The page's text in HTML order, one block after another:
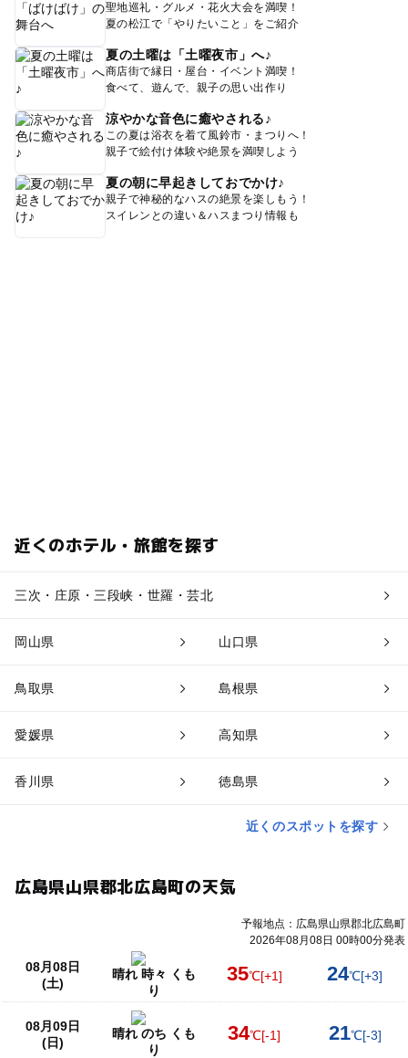
聖地巡礼・グルメ・花火大会を満喫！
夏の松江で「やりたいこと」をご紹介
夏の土曜は「土曜夜市」へ♪
商店街で縁日・屋台・イベント満喫！
食べて、遊んで、親子の思い出作り
涼やかな音色に癒やされる♪
この夏は浴衣を着て風鈴市・まつりへ！
親子で絵付け体験や絶景を満喫しよう
夏の朝に早起きしておでかけ♪
親子で神秘的なハスの絶景を楽しもう！
スイレンとの違い＆ハスまつり情報も
近くのホテル・旅館を探す
三次・庄原・三段峡・世羅・芸北
岡山県 山口県
鳥取県 島根県
愛媛県 高知県
香川県 徳島県
近くのスポットを探す
広島県山県郡北広島町の天気
予報地点：広島県山県郡北広島町
2026年08月08日 00時00分発表
08月08日
(土)
晴れ 時々 くも
り
35℃[+1] 24℃[+3]
08月09日
(日)
晴れ のち くも
り
34℃[-1] 21℃[-3]